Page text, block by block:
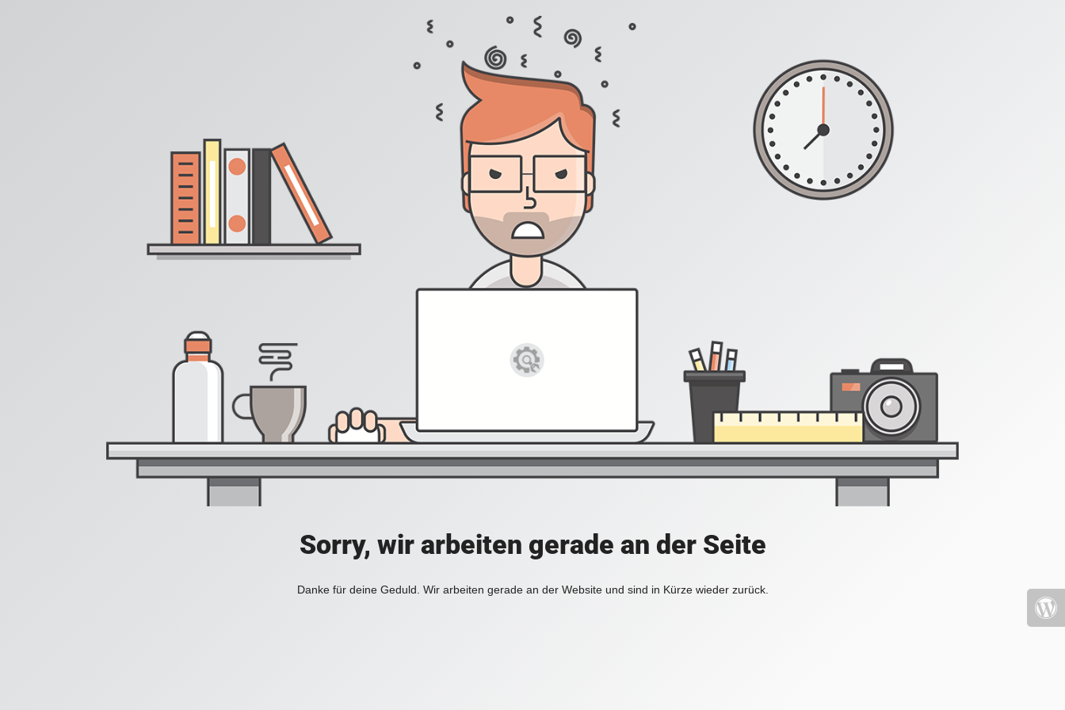
Sorry, wir arbeiten gerade an der Seite
Danke für deine Geduld. Wir arbeiten gerade an der Website und sind in Kürze wieder zurück.